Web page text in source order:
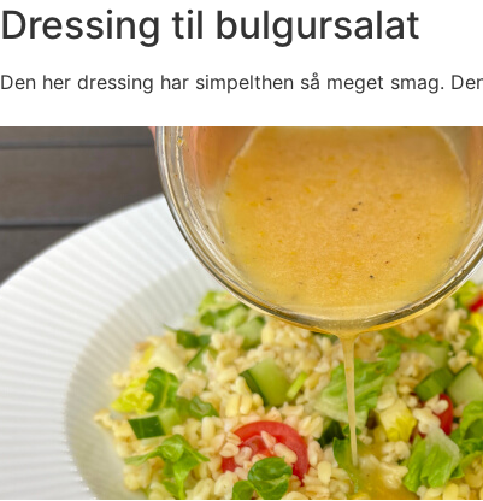
Dressing til bulgursalat
Den her dressing har simpelthen så meget smag.